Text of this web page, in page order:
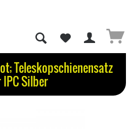
Teleskopschienensatz
Silber